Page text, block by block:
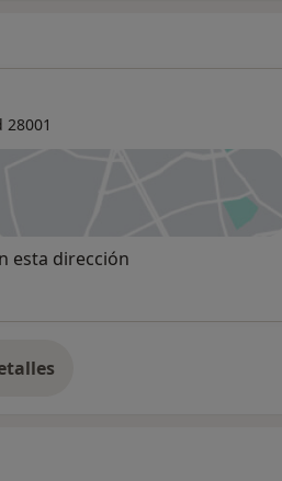
28001
en una nueva pestaña
esta dirección
la dirección